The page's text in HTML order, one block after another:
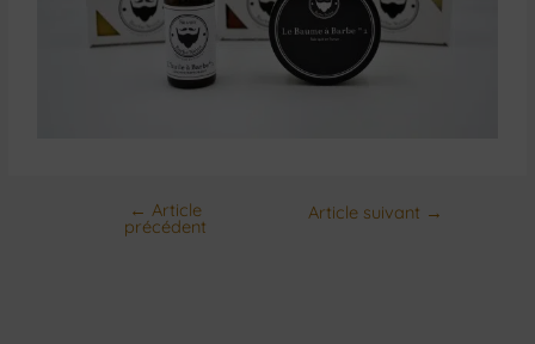
← Article
précédent
Article suivant →